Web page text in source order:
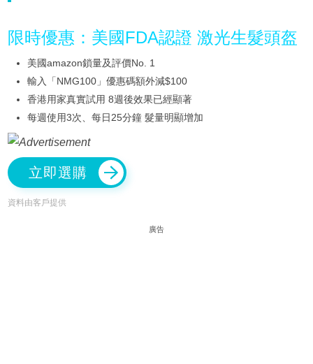
限時優惠：美國FDA認證 激光生髮頭盔
美國amazon鎖量及評價No. 1
輸入「NMG100」優惠碼額外減$100
香港用家真實試用 8週後效果已經顯著
每週使用3次、每日25分鐘 髮量明顯增加
立即選購
資料由客戶提供
廣告